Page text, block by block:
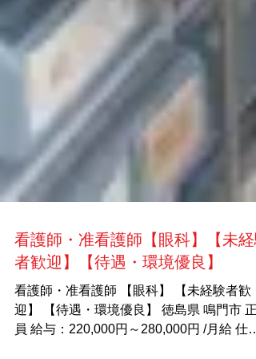
看護師・准看護師【眼科】【未経
者歓迎】【待遇・環境優良】
看護師・准看護師 【眼科】 【未経験者歓
迎】 【待遇・環境優良】 徳島県 鳴門市 正